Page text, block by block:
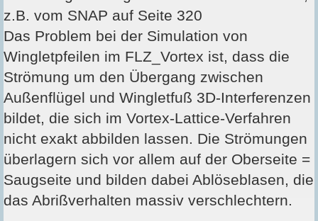
z.B. vom SNAP auf Seite 320
Das Problem bei der Simulation von
Wingletpfeilen im FLZ_Vortex ist, dass die
Strömung um den Übergang zwischen
Außenflügel und Wingletfuß 3D-Interferenzen
bildet, die sich im Vortex-Lattice-Verfahren
nicht exakt abbilden lassen. Die Strömungen
überlagern sich vor allem auf der Oberseite =
Saugseite und bilden dabei Ablöseblasen, die
das Abrißverhalten massiv verschlechtern.